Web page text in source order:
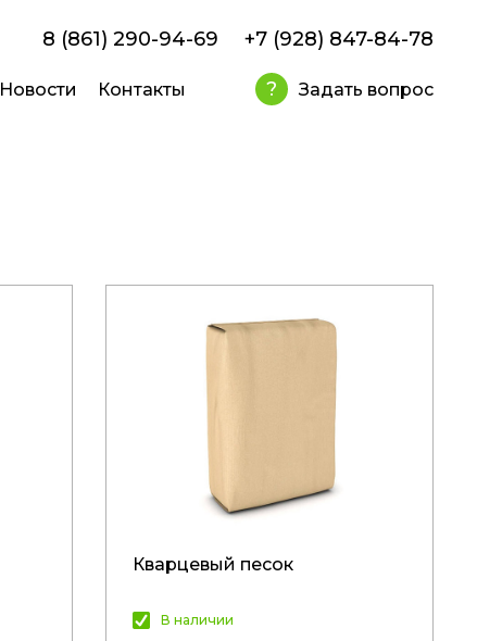
8 (861) 290-94-69 +7 (928) 847-84-78
Новости Контакты ? Задать вопрос
Кварцевый песок
В наличии